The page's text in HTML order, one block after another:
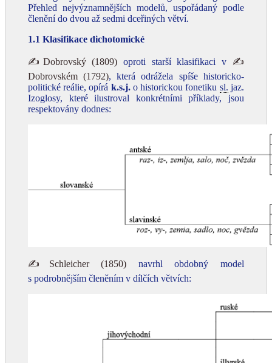
Přehled nejvýznamnějších modelů, uspořádaný podle
členění do dvou až sedmi dceřiných větví.
1.1 Klasifikace dichotomické
✍Dobrovský (1809) oproti starší klasifikaci v ✍
Dobrovském (1792), která odrážela spíše historicko-
politické reálie, opírá k.s.j.o historickou fonetiku sl. jaz.
Izoglosy, které ilustroval konkrétními příklady, jsou
respektovány dodnes:
✍Schleicher (1850) navrhl obdobný model
s podrobnějším členěním v dílčích větvích: